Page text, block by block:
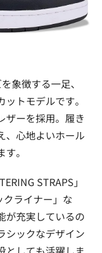
象徴する一足、
トモデルです。
ザーを採用。履き
、心地よいホール
。
STRAPS」
クライナー」な
が充実しているの
シックなデザイン